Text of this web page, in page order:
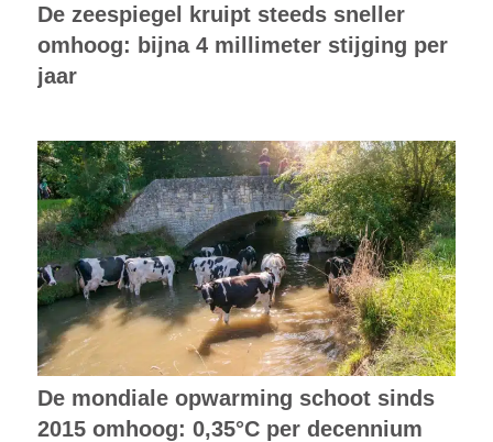
De zeespiegel kruipt steeds sneller
omhoog: bijna 4 millimeter stijging per
jaar
De mondiale opwarming schoot sinds
2015 omhoog: 0,35°C per decennium